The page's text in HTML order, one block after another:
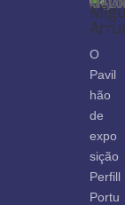
O
Pavil
hão
de
expo
sição
Perfill
Portu